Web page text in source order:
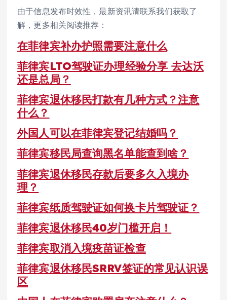
由于信息发布时效性，最新资讯请联系我们获取了
解，更多相关阅读推荐：
在菲律宾补办护照需要注意什么
菲律宾LTO驾驶证办理经验分享 去达沃
还是总局？
菲律宾退休移民打款有几种方式？注意
什么？
外国人可以在菲律宾登记结婚吗？
菲律宾移民局查询黑名单能查到啥？
菲律宾退休移民存款后要多久入境办
理？
菲律宾纸质驾驶证如何换卡片驾驶证？
菲律宾退休移民40岁门槛开启！
菲律宾取消入境疫苗证检查
菲律宾退休移民SRRV签证的常见认识误
区